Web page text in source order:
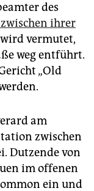
des
ihrer
wird vermutet,
weg entführt.
„Old
am
zwischen
Dutzende von
im offenen
ein und